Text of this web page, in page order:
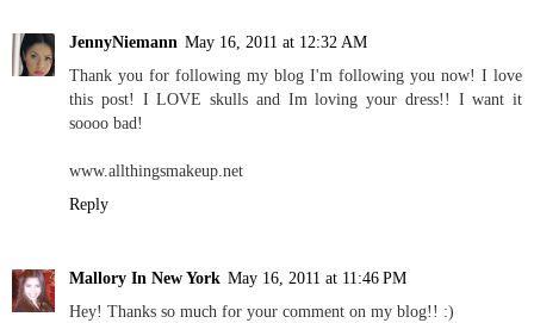
JennyNiemann May 16, 2011 at 12:32 AM
Thank you for following my blog I'm following you now! I love
this post! I LOVE skulls and Im loving your dress!! I want it
soooo bad!
www.allthingsmakeup.net
Reply
Mallory In New York May 16, 2011 at 11:46 PM
Hey! Thanks so much for your comment on my blog!! :)